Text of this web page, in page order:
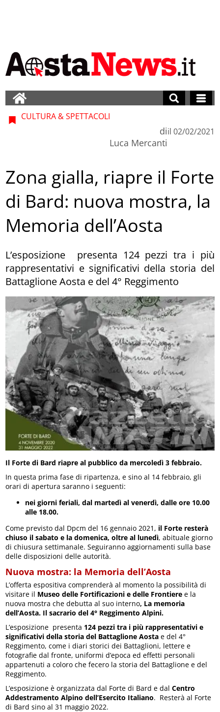
CULTURA & SPETTACOLI
di
Luca Mercanti
il 02/02/2021
Zona gialla, riapre il Forte
di Bard: nuova mostra, la
Memoria dell’Aosta
L’esposizione presenta 124 pezzi tra i più
rappresentativi e significativi della storia del
Battaglione Aosta e del 4° Reggimento
Il Forte di Bard riapre al pubblico da mercoledì 3 febbraio.
In questa prima fase di ripartenza, e sino al 14 febbraio, gli
orari di apertura saranno i seguenti:
nei giorni feriali, dal martedì al venerdì, dalle ore 10.00
alle 18.00.
Come previsto dal Dpcm del 16 gennaio 2021, il Forte resterà
chiuso il sabato e la domenica, oltre al lunedì, abituale giorno
di chiusura settimanale. Seguiranno aggiornamenti sulla base
delle disposizioni delle autorità.
Nuova mostra: la Memoria dell’Aosta
L’offerta espositiva comprenderà al momento la possibilità di
visitare il Museo delle Fortificazioni e delle Frontiere e la
nuova mostra che debutta al suo interno, La memoria
dell’Aosta. Il sacrario del 4° Reggimento Alpini.
L’esposizione presenta 124 pezzi tra i più rappresentativi e
significativi della storia del Battaglione Aosta e del 4°
Reggimento, come i diari storici dei Battaglioni, lettere e
fotografie dal fronte, uniformi d’epoca ed effetti personali
appartenuti a coloro che fecero la storia del Battaglione e del
Reggimento.
L’esposizione è organizzata dal Forte di Bard e dalCentro
Addestramento Alpino dell’Esercito Italiano. Resterà al Forte
di Bard sino al 31 maggio 2022.